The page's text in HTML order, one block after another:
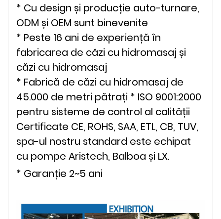
* Cu design și producție auto-turnare,
ODM și OEM sunt binevenite
* Peste 16 ani de experiență în
fabricarea de căzi cu hidromasaj și
căzi cu hidromasaj
* Fabrică de căzi cu hidromasaj de
45.000 de metri pătrați * ISO 9001:2000
pentru sisteme de control al calității
Certificate CE, ROHS, SAA, ETL, CB, TUV,
spa-ul nostru standard este echipat
cu pompe Aristech, Balboa și LX.
* Garanție 2~5 ani